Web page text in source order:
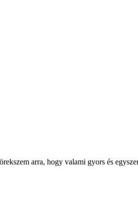
arra, hogy valami gyors és